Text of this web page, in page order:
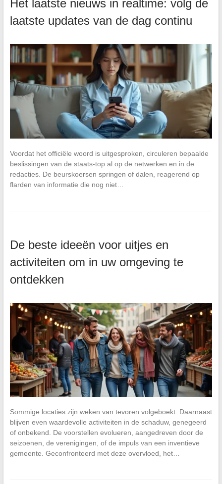
Het laatste nieuws in realtime: volg de
laatste updates van de dag continu
Voordat het officiële woord is uitgesproken, circuleren bepaalde
beslissingen van de staats-top al op de netwerken en in de
redacties. De beurskoersen springen of dalen, reagerend op
flarden van informatie die nog niet…
De beste ideeën voor uitjes en
activiteiten om in uw omgeving te
ontdekken
Sommige locaties zijn weken van tevoren volgeboekt. Daarnaast
blijven even waardevolle activiteiten in de schaduw, genegeerd
of onbekend. De voorstellen evolueren, aangedreven door de
seizoenen, de verenigingen, of de impuls van een inventieve
gemeente. Geconfronteerd met deze overvloed, het…